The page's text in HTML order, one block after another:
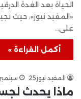
الحياة بعد الغدة
«المفيد نيوز»، حيث
على…
أكمل القراءة »
المفيد نيوز25 سبتمبر 15, 2024
ماذا يحدث